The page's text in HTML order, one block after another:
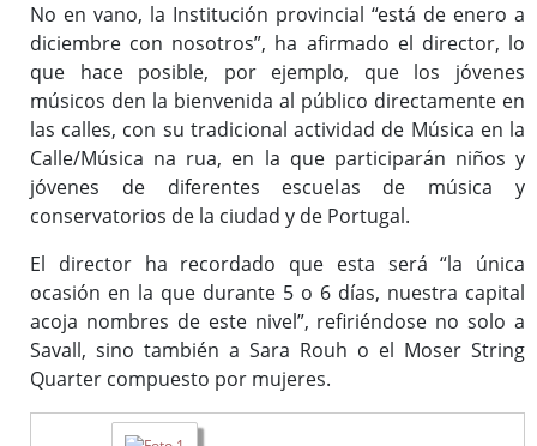
No en vano, la Institución provincial “está de enero a
diciembre con nosotros”, ha afirmado el director, lo
que hace posible, por ejemplo, que los jóvenes
músicos den la bienvenida al público directamente en
las calles, con su tradicional actividad de Música en la
Calle/Música na rua, en la que participarán niños y
jóvenes de diferentes escuelas de música y
conservatorios de la ciudad y de Portugal.
El director ha recordado que esta será “la única
ocasión en la que durante 5 o 6 días, nuestra capital
acoja nombres de este nivel”, refiriéndose no solo a
Savall, sino también a Sara Rouh o el Moser String
Quarter compuesto por mujeres.